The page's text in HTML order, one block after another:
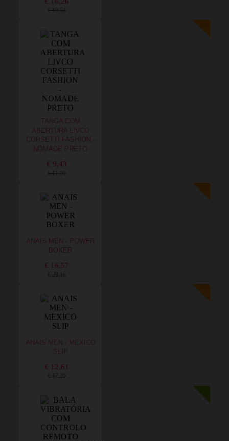
€ 19,51
TANGA COM
ABERTURA LIVCO
CORSETTI FASHION -
NOMADE PRETO
€ 9,43
€ 11,00
ANAIS MEN - POWER
BOXER
€ 16,57
€ 20,16
ANAIS MEN - MEXICO
SLIP
€ 12,61
€ 17,20